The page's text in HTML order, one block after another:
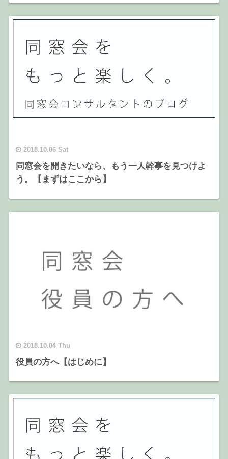
2018.10.06 Sat
同窓会を開きたいなら、もう一人幹事を見つけよ
う。【まずはここから】
2018.10.04 Thu
役員の方へ【はじめに】